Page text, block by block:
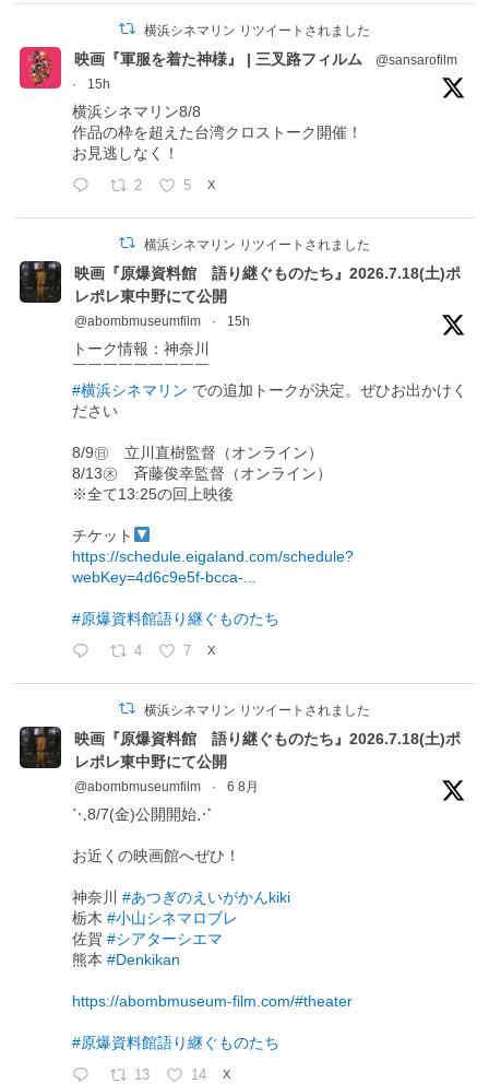
横浜シネマリン リツイートされました
映画『軍服を着た神様』 | 三叉路フィルム
@sansarofilm
·
15h
横浜シネマリン8/8
作品の枠を超えた台湾クロストーク開催！
お見逃しなく！
2 5 X
横浜シネマリン リツイートされました
映画『原爆資料館 語り継ぐものたち』2026.7.18(土)ポ
レポレ東中野にて公開
@abombmuseumfilm · 15h
トーク情報：神奈川
￣￣￣￣￣￣￣￣￣
#横浜シネマリン での追加トークが決定。ぜひお出かけく
ださい
8/9㊐ 立川直樹監督（オンライン）
8/13㊍ 斉藤俊幸監督（オンライン）
※全て13:25の回上映後
チケット
https://schedule.eigaland.com/schedule?
webKey=4d6c9e5f-bcca-...
#原爆資料館語り継ぐものたち
4 7 X
横浜シネマリン リツイートされました
映画『原爆資料館 語り継ぐものたち』2026.7.18(土)ポ
レポレ東中野にて公開
@abombmuseumfilm · 6 8月
⋱8/7(金)公開開始⋰
お近くの映画館へぜひ！
神奈川#あつぎのえいがかんkiki
栃木#小山シネマロブレ
佐賀#シアターシエマ
熊本#Denkikan
https://abombmuseum-film.com/#theater
#原爆資料館語り継ぐものたち
13 14 X